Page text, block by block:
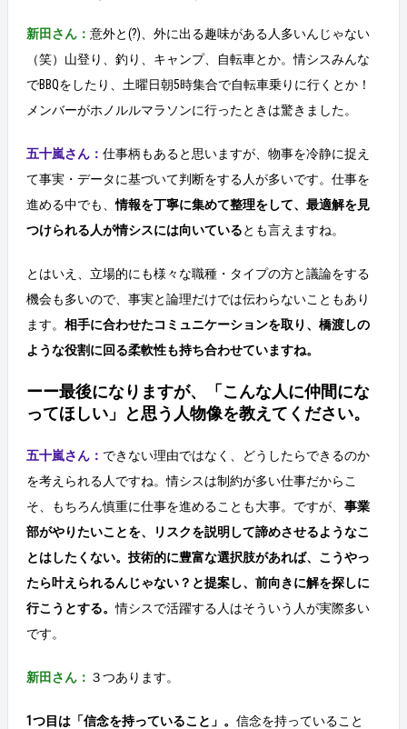
新田さん： 意外と(?)、外に出る趣味がある人多いんじゃない
（笑）山登り、釣り、キャンプ、自転車とか。情シスみんな
でBBQをしたり、土曜日朝5時集合で自転車乗りに行くとか！
メンバーがホノルルマラソンに行ったときは驚きました。
五十嵐さん： 仕事柄もあると思いますが、物事を冷静に捉え
て事実・データに基づいて判断をする人が多いです。仕事を
進める中でも、情報を丁寧に集めて整理をして、最適解を見
つけられる人が情シスには向いているとも言えますね。
とはいえ、立場的にも様々な職種・タイプの方と議論をする
機会も多いので、事実と論理だけでは伝わらないこともあり
ます。 相手に合わせたコミュニケーションを取り、橋渡しの
ような役割に回る柔軟性も持ち合わせていますね。
ーー最後になりますが、「こんな人に仲間にな
ってほしい」と思う人物像を教えてください。
五十嵐さん： できない理由ではなく、どうしたらできるのか
を考えられる人ですね。情シスは制約が多い仕事だからこ
そ、もちろん慎重に仕事を進めることも大事。ですが、 事業
部がやりたいことを、リスクを説明して諦めさせるようなこ
とはしたくない。技術的に豊富な選択肢があれば、こうやっ
たら叶えられるんじゃない？と提案し、前向きに解を探しに
行こうとする。情シスで活躍する人はそういう人が実際多い
です。
新田さん： ３つあります。
1つ目は「信念を持っていること」。 信念を持っていること